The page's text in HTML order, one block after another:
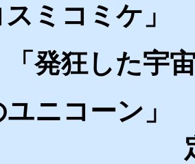
スミコミケ
「発狂した
ユニコーン